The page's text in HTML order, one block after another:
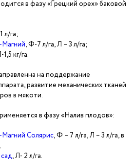
в фазу «Грецкий орех» баковой
л/га;
, Ф-7 л/га, Л – 3 л/га;
1,5 кг/га.
на поддержание
развитие механических тканей
в мякоти.
в фазу «Налив плодов»:
Солярис, Ф – 7 л/га, Л – 3 л/га, в
, Л- 2 л/га.